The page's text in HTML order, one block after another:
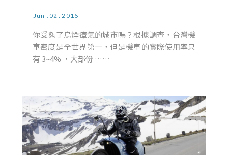
Jun.02.2016
你受夠了烏煙瘴氣的城市嗎？根據調查，台灣機
車密度是全世界第一，但是​機車的實際使用率只
有 3~4%​ ，大部份 ……